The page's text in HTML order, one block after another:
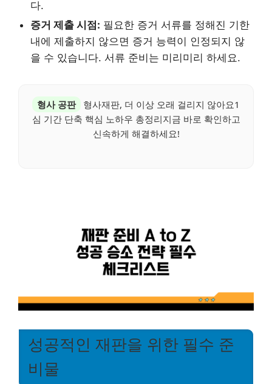
다.
증거 제출 시점: 필요한 증거 서류를 정해진 기한
내에 제출하지 않으면 증거 능력이 인정되지 않
을 수 있습니다. 서류 준비는 미리미리 하세요.
형사 공판
형사재판, 더 이상 오래 걸리지 않아요1
심 기간 단축 핵심 노하우 총정리지금 바로 확인하고
신속하게 해결하세요!
성공적인 재판을 위한 필수 준
비물